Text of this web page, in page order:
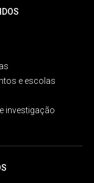
e escolas
investigação